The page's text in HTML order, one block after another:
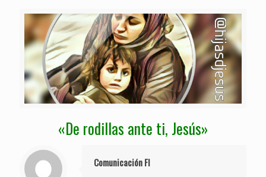
«De rodillas ante ti, Jesús»
Comunicación FI